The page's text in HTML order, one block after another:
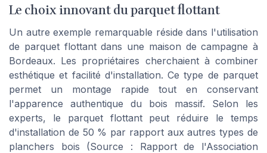
Le choix innovant du parquet flottant
Un autre exemple remarquable réside dans l'utilisation
de parquet flottant dans une maison de campagne à
Bordeaux. Les propriétaires cherchaient à combiner
esthétique et facilité d'installation. Ce type de parquet
permet un montage rapide tout en conservant
l'apparence authentique du bois massif. Selon les
experts, le parquet flottant peut réduire le temps
d'installation de 50 % par rapport aux autres types de
planchers bois (Source : Rapport de l'Association